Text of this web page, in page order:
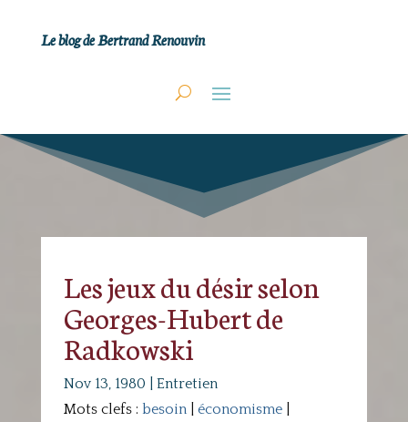
Le blog de Bertrand Renouvin
Les jeux du désir selon
Georges-Hubert de
Radkowski
Nov 13, 1980
Entretien
Mots clefs : besoin| économisme|